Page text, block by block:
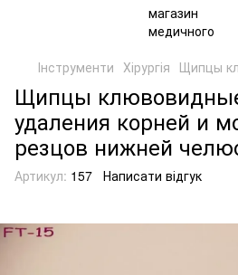
Інструменти Хірургія Щипцы
Щипцы
удаления корней и
резцов нижней
Артикул: 157 Написати відгук